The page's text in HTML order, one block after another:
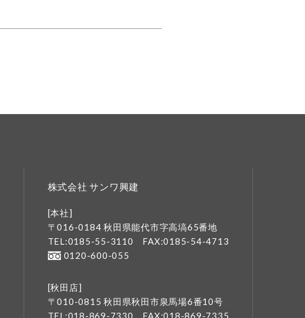
株式会社 サンワ興建
[本社]
〒016-0184 秋田県能代市字高塙65番地
TEL:0185-55-3110
FAX:0185-54-4713
0120-600-055
[秋田店]
〒010-0815 秋田県秋田市泉馬場6番10号
TEL:018-869-7330
FAX:018-869-7335